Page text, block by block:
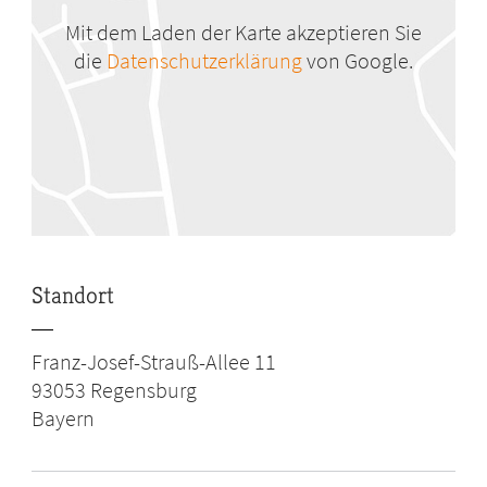
Mit dem Laden der Karte akzeptieren Sie
die Datenschutzerklärungvon Google.
Standort
Franz-Josef-Strauß-Allee 11
93053 Regensburg
Bayern